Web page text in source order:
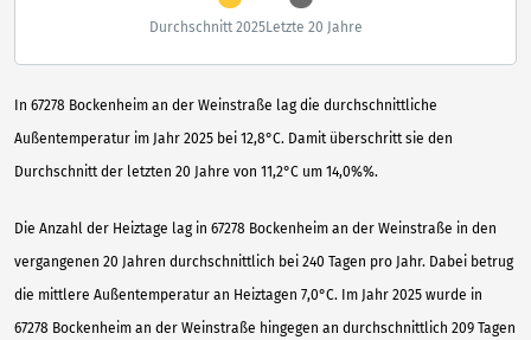
In 67278 Bockenheim an der Weinstraße lag die durchschnittliche
Außentemperatur im Jahr 2025 bei 12,8°C. Damit überschritt sie den
Durchschnitt der letzten 20 Jahre von 11,2°C um 14,0%%.
Die Anzahl der Heiztage lag in 67278 Bockenheim an der Weinstraße in den
vergangenen 20 Jahren durchschnittlich bei 240 Tagen pro Jahr. Dabei betrug
die mittlere Außentemperatur an Heiztagen 7,0°C. Im Jahr 2025 wurde in
67278 Bockenheim an der Weinstraße hingegen an durchschnittlich 209 Tagen
Durchschnitt 2025Letzte 20 Jahre